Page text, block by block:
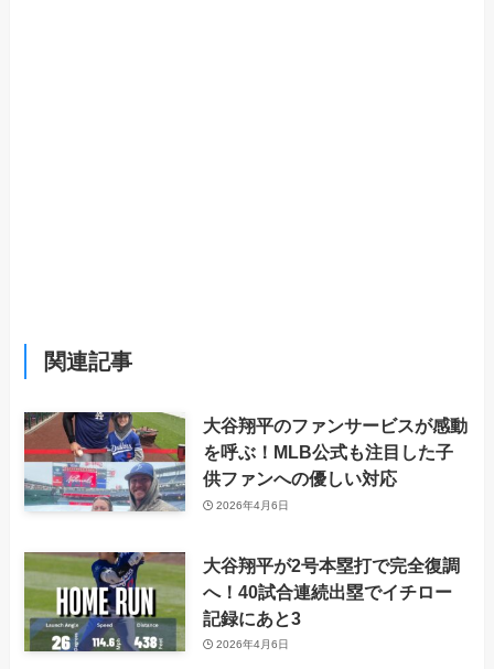
関連記事
大谷翔平のファンサービスが感動
を呼ぶ！MLB公式も注目した子
供ファンへの優しい対応
2026年4月6日
大谷翔平が2号本塁打で完全復調
へ！40試合連続出塁でイチロー
記録にあと3
2026年4月6日